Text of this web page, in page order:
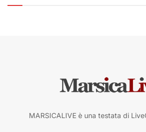
MARSICALIVE è una testata di